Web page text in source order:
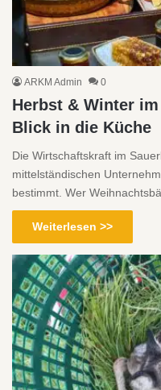
ARKM Admin 0
Herbst & Winter
Blick in die Küche
Die Wirtschaftskraft im
mittelständischen
bestimmt. Wer
Weiterlesen >>